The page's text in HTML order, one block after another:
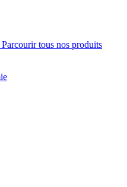
Parcourir tous nos produits